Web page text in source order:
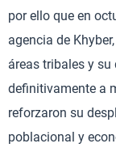
por ello que en
agencia de
áreas tribales y
definitivamente a
reforzaron su
poblacional y